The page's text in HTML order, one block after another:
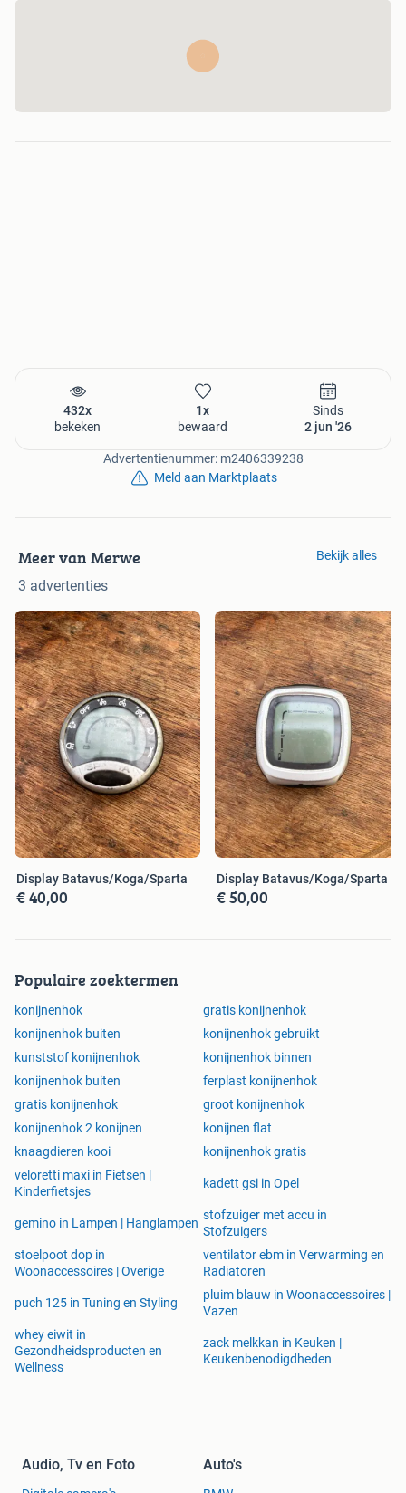
432x
bekeken
1x
bewaard
Sinds
2 jun '26
Advertentienummer: m2406339238
Meld aan Marktplaats
Meer van Merwe
3 advertenties
Bekijk alles
Display Batavus/Koga/Sparta
€ 40,00
Display Batavus/Koga/Sparta
€ 50,00
Populaire zoektermen
konijnenhok
gratis konijnenhok
konijnenhok buiten
konijnenhok gebruikt
kunststof konijnenhok
konijnenhok binnen
konijnenhok buiten
ferplast konijnenhok
gratis konijnenhok
groot konijnenhok
konijnenhok 2 konijnen
konijnen flat
knaagdieren kooi
konijnenhok gratis
veloretti maxi in Fietsen |
Kinderfietsjes
kadett gsi in Opel
gemino in Lampen | Hanglampen
stofzuiger met accu in
Stofzuigers
stoelpoot dop in
Woonaccessoires | Overige
ventilator ebm in Verwarming en
Radiatoren
puch 125 in Tuning en Styling
pluim blauw in Woonaccessoires |
Vazen
whey eiwit in
Gezondheidsproducten en
Wellness
zack melkkan in Keuken |
Keukenbenodigdheden
Audio, Tv en Foto Auto's